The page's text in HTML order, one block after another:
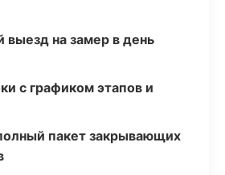
выезд на замер в день
с графиком этапов и
пакет закрывающих